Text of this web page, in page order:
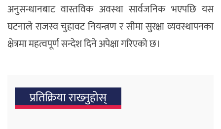
अनुसन्धानबाट वास्तविक अवस्था सार्वजनिक भएपछि यस
घटनाले राजस्व चुहावट नियन्त्रण र सीमा सुरक्षा व्यवस्थापनका
क्षेत्रमा महत्वपूर्ण सन्देश दिने अपेक्षा गरिएको छ।
प्रतिक्रिया राख्‍नुहोस्